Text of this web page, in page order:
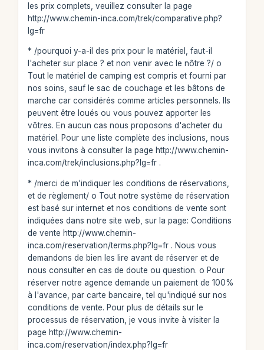
les prix complets, veuillez consulter la page
http://www.chemin-inca.com/trek/comparative.php?
lg=fr
* /pourquoi y-a-il des prix pour le matériel, faut-il
l'acheter sur place ? et non venir avec le nôtre ?/ o
Tout le matériel de camping est compris et fourni par
nos soins, sauf le sac de couchage et les bâtons de
marche car considérés comme articles personnels. Ils
peuvent être loués ou vous pouvez apporter les
vôtres. En aucun cas nous proposons d'acheter du
matériel. Pour une liste complète des inclusions, nous
vous invitons à consulter la page http://www.chemin-
inca.com/trek/inclusions.php?lg=fr .
* /merci de m'indiquer les conditions de réservations,
et de règlement/ o Tout notre système de réservation
est basé sur internet et nos conditions de vente sont
indiquées dans notre site web, sur la page: Conditions
de vente http://www.chemin-
inca.com/reservation/terms.php?lg=fr . Nous vous
demandons de bien les lire avant de réserver et de
nous consulter en cas de doute ou question. o Pour
réserver notre agence demande un paiement de 100%
à l'avance, par carte bancaire, tel qu'indiqué sur nos
conditions de vente. Pour plus de détails sur le
processus de réservation, je vous invite à visiter la
page http://www.chemin-
inca.com/reservation/index.php?lg=fr